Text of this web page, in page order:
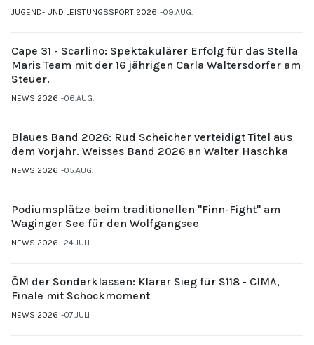
JUGEND- UND LEISTUNGSSPORT 2026 09.AUG.
Cape 31 - Scarlino: Spektakulärer Erfolg für das Stella
Maris Team mit der 16 jährigen Carla Waltersdorfer am
Steuer.
NEWS 2026 06.AUG.
Blaues Band 2026: Rud Scheicher verteidigt Titel aus
dem Vorjahr. Weisses Band 2026 an Walter Haschka
NEWS 2026 05.AUG.
Podiumsplätze beim traditionellen "Finn-Fight" am
Waginger See für den Wolfgangsee
NEWS 2026 24.JULI
ÖM der Sonderklassen: Klarer Sieg für S118 - CIMA,
Finale mit Schockmoment
NEWS 2026 07.JULI